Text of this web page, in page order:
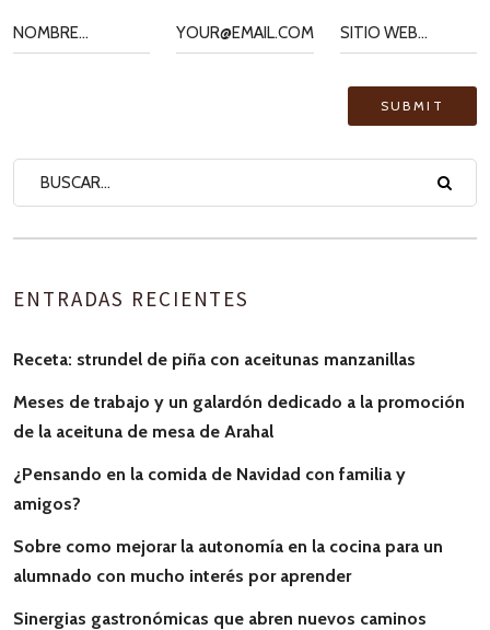
ENTRADAS RECIENTES
Receta: strundel de piña con aceitunas manzanillas
Meses de trabajo y un galardón dedicado a la promoción
de la aceituna de mesa de Arahal
¿Pensando en la comida de Navidad con familia y
amigos?
Sobre como mejorar la autonomía en la cocina para un
alumnado con mucho interés por aprender
Sinergias gastronómicas que abren nuevos caminos